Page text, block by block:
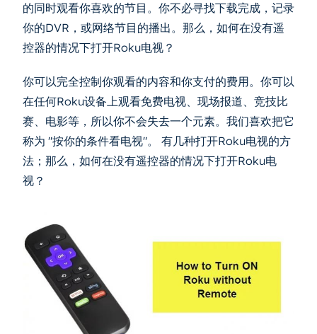
的同时观看你喜欢的节目。你不必寻找下载完成，记录
你的DVR，或网络节目的播出。那么，如何在没有遥
控器的情况下打开Roku电视？
你可以完全控制你观看的内容和你支付的费用。你可以
在任何Roku设备上观看免费电视、现场报道、竞技比
赛、电影等，所以你不会失去一个元素。我们喜欢把它
称为 "按你的条件看电视"。 有几种打开Roku电视的方
法；那么，如何在没有遥控器的情况下打开Roku电
视？